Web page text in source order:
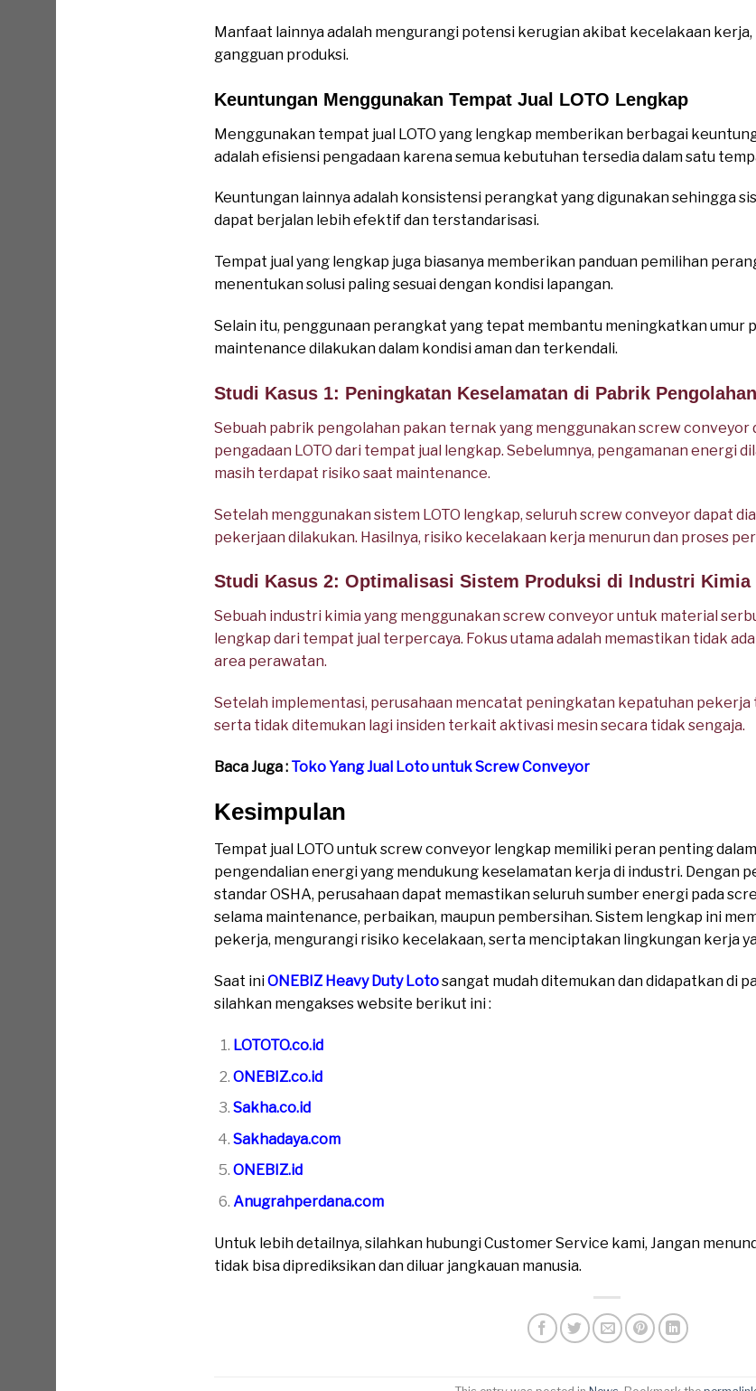
Manfaat lainnya adalah mengurangi potensi kerugian akibat kecelakaan
gangguan produksi.
Keuntungan Menggunakan Tempat Jual LOTO Lengkap
Menggunakan tempat jual LOTO yang lengkap memberikan berbagai
adalah efisiensi pengadaan karena semua kebutuhan tersedia dalam satu
Keuntungan lainnya adalah konsistensi perangkat yang digunakan sehingga
dapat berjalan lebih efektif dan terstandarisasi.
Tempat jual yang lengkap juga biasanya memberikan panduan pemilihan
menentukan solusi paling sesuai dengan kondisi lapangan.
Selain itu, penggunaan perangkat yang tepat membantu meningkatkan umur
maintenance dilakukan dalam kondisi aman dan terkendali.
Studi Kasus 1: Peningkatan Keselamatan di Pabrik
Sebuah pabrik pengolahan pakan ternak yang menggunakan screw conveyor
pengadaan LOTO dari tempat jual lengkap. Sebelumnya, pengamanan energi
masih terdapat risiko saat maintenance.
Setelah menggunakan sistem LOTO lengkap, seluruh screw conveyor dapat
pekerjaan dilakukan. Hasilnya, risiko kecelakaan kerja menurun dan proses
Studi Kasus 2: Optimalisasi Sistem Produksi di Industri Kimia
Sebuah industri kimia yang menggunakan screw conveyor untuk material
lengkap dari tempat jual terpercaya. Fokus utama adalah memastikan tidak
area perawatan.
Setelah implementasi, perusahaan mencatat peningkatan kepatuhan
serta tidak ditemukan lagi insiden terkait aktivasi mesin secara tidak sengaja.
Baca Juga : Toko Yang Jual Loto untuk Screw Conveyor
Kesimpulan
Tempat jual LOTO untuk screw conveyor lengkap memiliki peran penting
pengendalian energi yang mendukung keselamatan kerja di industri. Dengan
standar OSHA, perusahaan dapat memastikan seluruh sumber energi pada
selama maintenance, perbaikan, maupun pembersihan. Sistem lengkap ini
pekerja, mengurangi risiko kecelakaan, serta menciptakan lingkungan kerja
Saat iniONEBIZ Heavy Duty Lotosangat mudah ditemukan dan didapatkan di
silahkan mengakses website berikut ini :
LOTOTO.co.id
ONEBIZ.co.id
Sakha.co.id
Sakhadaya.com
ONEBIZ.id
Anugrahperdana.com
Untuk lebih detailnya, silahkan hubungi Customer Service kami, Jangan
tidak bisa diprediksikan dan diluar jangkauan manusia.